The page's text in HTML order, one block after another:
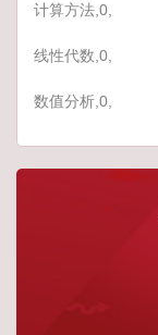
计算方法,0,
线性代数,0,
数值分析,0,